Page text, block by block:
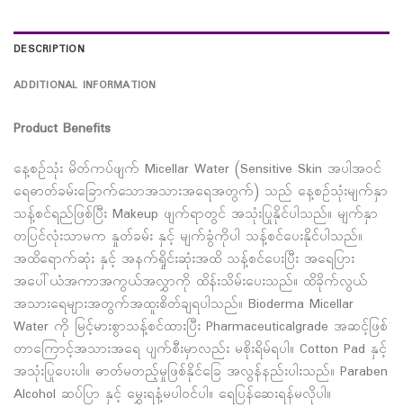
DESCRIPTION
ADDITIONAL INFORMATION
Product Benefits
နေ့စဥ်သုံး မိတ်ကပ်ဖျက် Micellar Water (Sensitive Skin အပါအဝင်
ရေဓာတ်ခမ်းခြောက်သောအသားအရေအတွက်) သည် နေ့စဉ်သုံးမျက်နှာ
သန့်စင်ရည်ဖြစ်ပြီး Makeup ဖျက်ရာတွင် အသုံးပြုနိုင်ပါသည်။ မျက်နှာ
တပြင်လုံးသာမက နှုတ်ခမ်း နှင့် မျက်ခွံကိုပါ သန့်စင်ပေးနိုင်ပါသည်။
အထိရောက်ဆုံး နှင့် အနက်ရှိုင်းဆုံးအထိ သန့်စင်ပေးပြီး အရေပြား
အပေါ်ယံအကာအကွယ်အလွှာကို ထိန်းသိမ်းပေးသည်။ ထိခိုက်လွယ်
အသားရေများအတွက်အထူးစိတ်ချရပါသည်။ Bioderma Micellar
Water ကို မြင့်မားစွာသန့်စင်ထားပြီး Pharmaceuticalgrade အဆင့်ဖြစ်
တာကြောင့်အသားအရေ ပျက်စီးမှာလည်း မစိုးရိမ်ရပါ။ Cotton Pad နှင့်
အသုံးပြုပေးပါ။ ဓာတ်မတည့်မှုဖြစ်နိုင်ခြေ အလွန်နည်းပါးသည်။ Paraben
Alcohol ဆပ်ပြာ နှင့် မွှေးရနံ့မပါဝင်ပါ။ ရေပြန်ဆေးရန်မလိုပါ။